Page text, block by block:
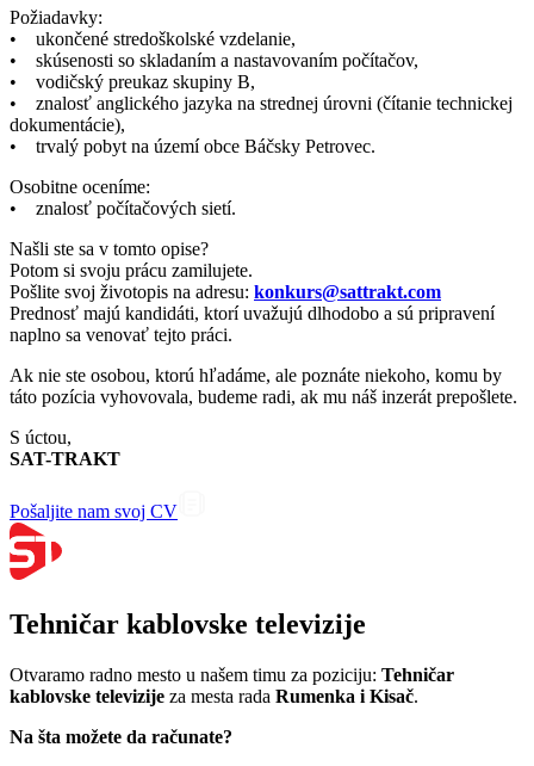
Požiadavky:
• ukončené stredoškolské vzdelanie,
• skúsenosti so skladaním a nastavovaním počítačov,
• vodičský preukaz skupiny B,
• znalosť anglického jazyka na strednej úrovni (čítanie technickej
dokumentácie),
• trvalý pobyt na území obce Báčsky Petrovec.
Osobitne oceníme:
• znalosť počítačových sietí.
Našli ste sa v tomto opise?
Potom si svoju prácu zamilujete.
Pošlite svoj životopis na adresu: konkurs@sattrakt.com
Prednosť majú kandidáti, ktorí uvažujú dlhodobo a sú pripravení
naplno sa venovať tejto práci.
Ak nie ste osobou, ktorú hľadáme, ale poznáte niekoho, komu by
táto pozícia vyhovovala, budeme radi, ak mu náš inzerát prepošlete.
S úctou,
SAT-TRAKT
Pošaljite nam svoj CV
Tehničar kablovske televizije
Otvaramo radno mesto u našem timu za poziciju: Tehničar
kablovske televizije za mesta rada Rumenka i Kisač.
Na šta možete da računate?